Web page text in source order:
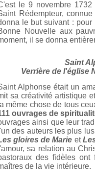
le 9 novembre
Rédempteur,
le but suivant :
Nouvelle aux
il se donna
Saint
Verrière de l'église
Alphonse était un
sa créativité artistique
la même chose de tous
ouvrages de
ainsi que leur
l'un des auteurs les plus
gloires de Marie et
l'amour, sa relation au
des fidèles ont
de la vie intérieure.